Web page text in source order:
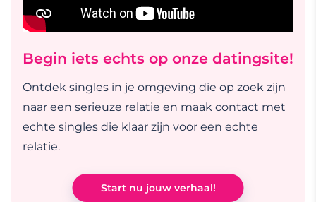
Begin iets echts op onze datingsite!
Ontdek singles in je omgeving die op zoek zijn
naar een serieuze relatie en maak contact met
echte singles die klaar zijn voor een echte
relatie.
Start nu jouw verhaal!